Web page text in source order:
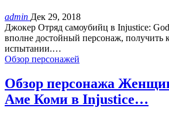
admin Дек 29, 2018
Джокер Отряд самоубийц в Injustice:
вполне достойный персонаж, получить
испытании.…
Обзор персонажей
Обзор персонажа
Аме Коми в Injustice…